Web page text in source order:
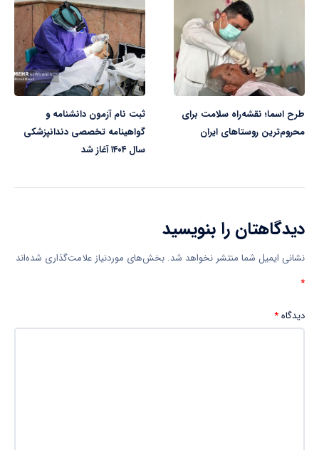
طرح اسما؛ نقشه‌راه سلامت برای
محروم‌ترین روستاهای ایران
ثبت نام آزمون دانشنامه و
گواهینامه تخصصی دندانپزشکی
سال ۱۴۰۴ آغاز شد
دیدگاهتان را بنویسید
نشانی ایمیل شما منتشر نخواهد شد. بخش‌های موردنیاز علامت‌گذاری شده‌اند
*
دیدگاه*